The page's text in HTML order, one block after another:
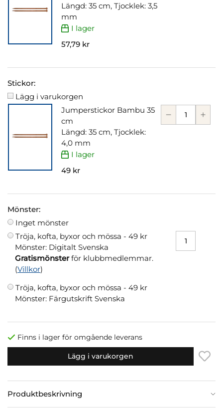
Längd: 35 cm, Tjocklek: 3,5
mm
I lager
57,79 kr
Stickor:
Lägg i varukorgen
Jumperstickor Bambu 35
cm
Längd: 35 cm, Tjocklek:
4,0 mm
I lager
49 kr
Mönster:
Inget mönster
Tröja, kofta, byxor och mössa - 49 kr
Mönster: Digitalt Svenska
Gratismönsterför klubbmedlemmar.
(Villkor)
Tröja, kofta, byxor och mössa - 49 kr
Mönster: Färgutskrift Svenska
Finns i lager för omgående leverans
Lägg i varukorgen
Produktbeskrivning